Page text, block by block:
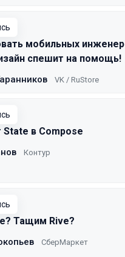
мобильных
спешит на помощь!
VK / RuStore
в Compose
Контур
Тащим Rive?
СберМаркет